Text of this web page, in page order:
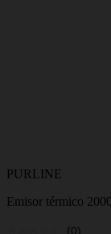
PURLINE
Emisor térmico
(0)